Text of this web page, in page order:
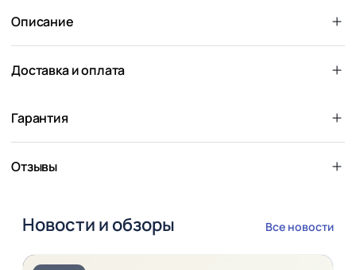
Описание
Доставка и оплата
Гарантия
Отзывы
Новости и обзоры Все новости